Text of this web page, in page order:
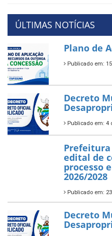
ÚLTIMAS NOTÍCIAS
Plano de
Publicado em:
Decreto
Publicado em: 4
edital de
processo
2026/2028
Publicado em:
Decreto